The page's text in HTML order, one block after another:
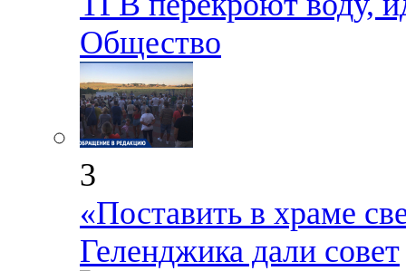
Общество
3
«Поставить в храме
Геленджика дали совет